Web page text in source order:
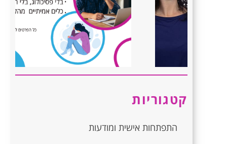
קטגוריות
התפתחות אישית ומודעות